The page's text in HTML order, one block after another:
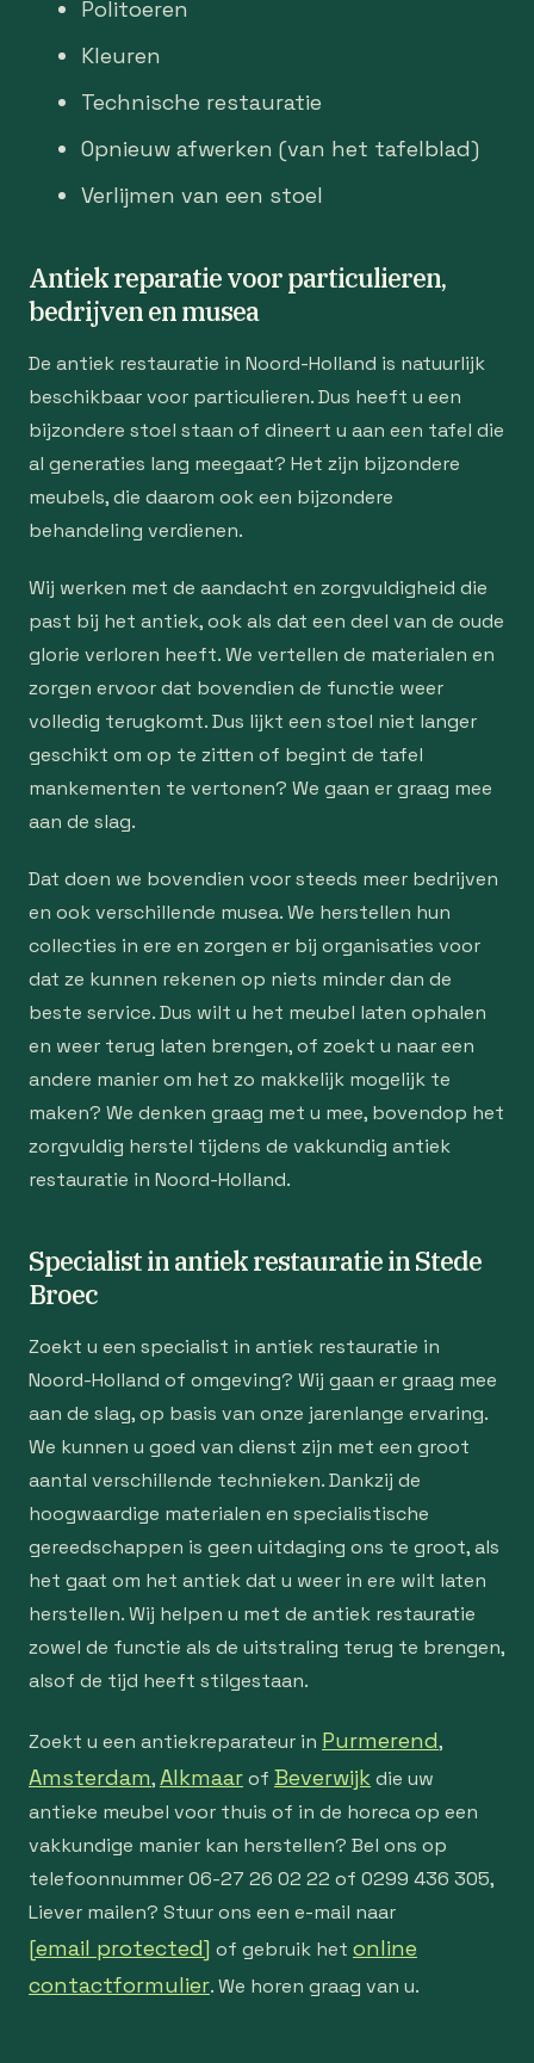
Politoeren
Kleuren
Technische restauratie
Opnieuw afwerken (van het tafelblad)
Verlijmen van een stoel
Antiek reparatie voor particulieren,
bedrijven en musea
De antiek restauratie in Noord-Holland is natuurlijk
beschikbaar voor particulieren. Dus heeft u een
bijzondere stoel staan of dineert u aan een tafel die
al generaties lang meegaat? Het zijn bijzondere
meubels, die daarom ook een bijzondere
behandeling verdienen.
Wij werken met de aandacht en zorgvuldigheid die
past bij het antiek, ook als dat een deel van de oude
glorie verloren heeft. We vertellen de materialen en
zorgen ervoor dat bovendien de functie weer
volledig terugkomt. Dus lijkt een stoel niet langer
geschikt om op te zitten of begint de tafel
mankementen te vertonen? We gaan er graag mee
aan de slag.
Dat doen we bovendien voor steeds meer bedrijven
en ook verschillende musea. We herstellen hun
collecties in ere en zorgen er bij organisaties voor
dat ze kunnen rekenen op niets minder dan de
beste service. Dus wilt u het meubel laten ophalen
en weer terug laten brengen, of zoekt u naar een
andere manier om het zo makkelijk mogelijk te
maken? We denken graag met u mee, bovendop het
zorgvuldig herstel tijdens de vakkundig antiek
restauratie in Noord-Holland.
Specialist in antiek restauratie in Stede
Broec
Zoekt u een specialist in antiek restauratie in
Noord-Holland of omgeving? Wij gaan er graag mee
aan de slag, op basis van onze jarenlange ervaring.
We kunnen u goed van dienst zijn met een groot
aantal verschillende technieken. Dankzij de
hoogwaardige materialen en specialistische
gereedschappen is geen uitdaging ons te groot, als
het gaat om het antiek dat u weer in ere wilt laten
herstellen. Wij helpen u met de antiek restauratie
zowel de functie als de uitstraling terug te brengen,
alsof de tijd heeft stilgestaan.
Zoekt u een antiekreparateur in Purmerend,
Amsterdam,Alkmaarof Beverwijk die uw
antieke meubel voor thuis of in de horeca op een
vakkundige manier kan herstellen? Bel ons op
telefoonnummer 06-27 26 02 22 of 0299 436 305,
Liever mailen? Stuur ons een e-mail naar
[email protected] of gebruik het online
contactformulier. We horen graag van u.